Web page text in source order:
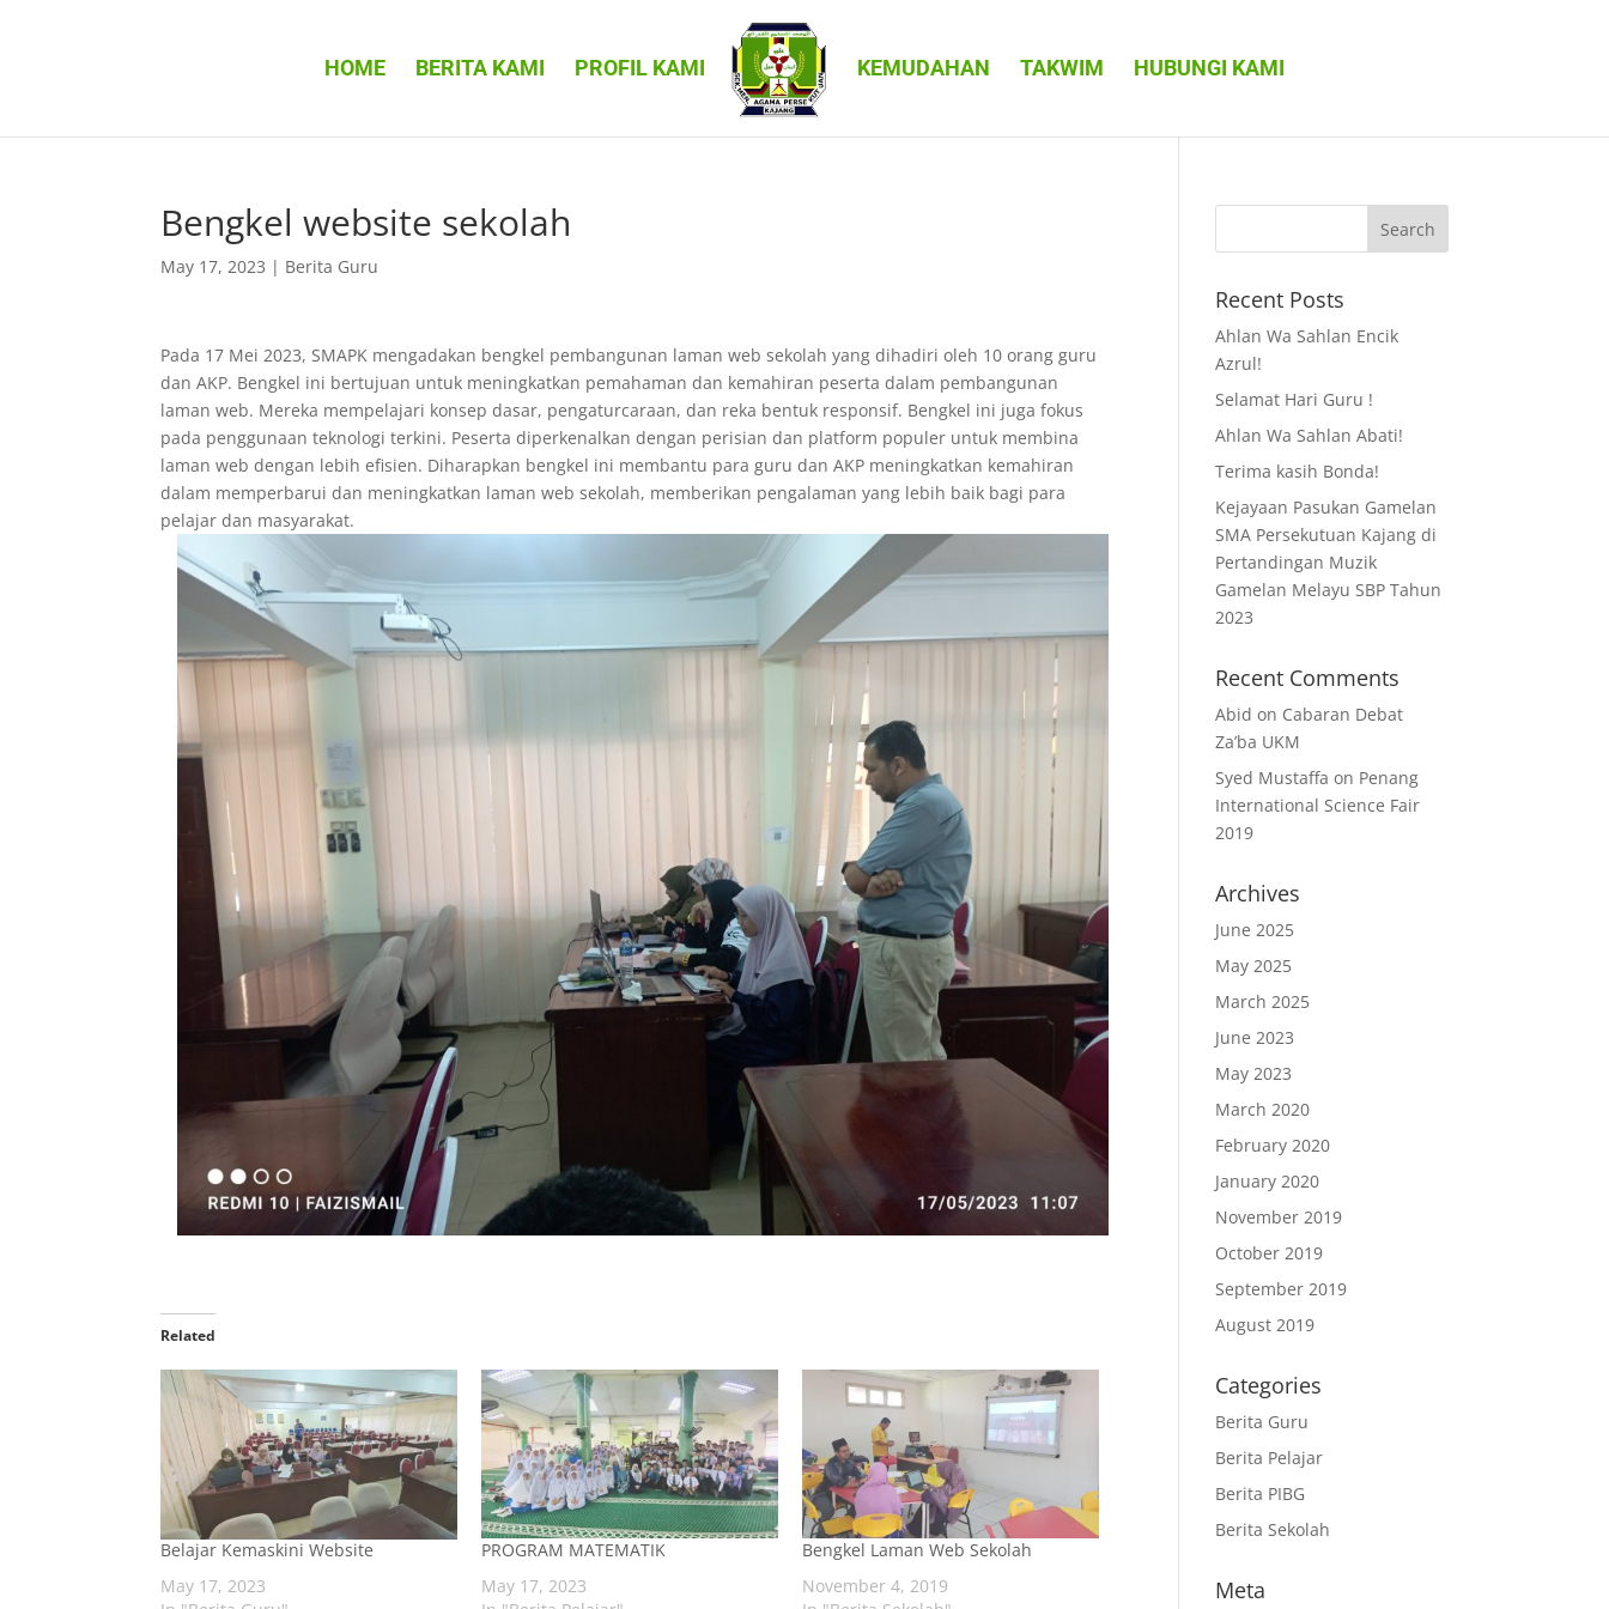
HOME BERITA KAMI PROFIL KAMI KEMUDAHAN TAKWIM HUBUNGI KAMI
Bengkel website sekolah
May 17, 2023 | Berita Guru
Pada 17 Mei 2023, SMAPK mengadakan bengkel pembangunan laman web sekolah yang dihadiri oleh 10 orang guru
dan AKP. Bengkel ini bertujuan untuk meningkatkan pemahaman dan kemahiran peserta dalam pembangunan
laman web. Mereka mempelajari konsep dasar, pengaturcaraan, dan reka bentuk responsif. Bengkel ini juga fokus
pada penggunaan teknologi terkini. Peserta diperkenalkan dengan perisian dan platform populer untuk membina
laman web dengan lebih efisien. Diharapkan bengkel ini membantu para guru dan AKP meningkatkan kemahiran
dalam memperbarui dan meningkatkan laman web sekolah, memberikan pengalaman yang lebih baik bagi para
pelajar dan masyarakat.
Related
Belajar Kemaskini Website
May 17, 2023
PROGRAM MATEMATIK
May 17, 2023
Bengkel Laman Web Sekolah
November 4, 2019
Recent Posts
Ahlan Wa Sahlan Encik
Azrul!
Selamat Hari Guru !
Ahlan Wa Sahlan Abati!
Terima kasih Bonda!
Kejayaan Pasukan Gamelan
SMA Persekutuan Kajang di
Pertandingan Muzik
Gamelan Melayu SBP Tahun
2023
Recent Comments
Abid on Cabaran Debat
Za’ba UKM
Syed Mustaffa on Penang
International Science Fair
2019
Archives
June 2025
May 2025
March 2025
June 2023
May 2023
March 2020
February 2020
January 2020
November 2019
October 2019
September 2019
August 2019
Categories
Berita Guru
Berita Pelajar
Berita PIBG
Berita Sekolah
Meta